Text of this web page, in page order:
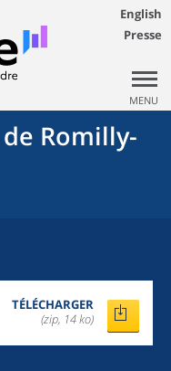
English
Presse
MENU
de Romilly-
TÉLÉCHARGER
(zip, 14 ko)